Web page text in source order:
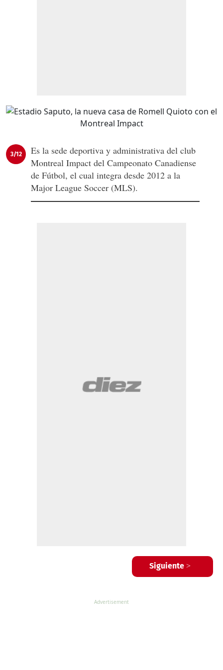
3/12
Es la sede deportiva y administrativa del club
Montreal Impact del Campeonato Canadiense
de Fútbol, el cual integra desde 2012 a la
Major League Soccer (MLS).
Siguiente >